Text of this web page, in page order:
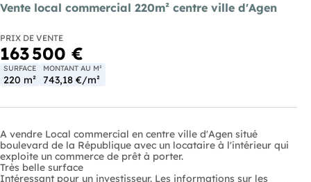
Vente local commercial 220m² centre ville d'Agen
PRIX DE VENTE
163 500 €
SURFACE
220 m²
MONTANT AU M²
743,18 €/m²
A vendre Local commercial en centre ville d'Agen situé
boulevard de la République avec un locataire à l'intérieur qui
exploite un commerce de prêt à porter.
Très belle surface
Intéressant pour un investisseur. Les informations sur les